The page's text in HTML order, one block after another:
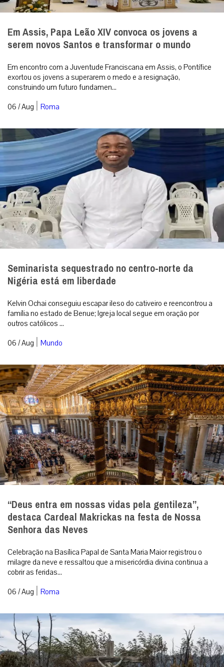
Em Assis, Papa Leão XIV convoca os jovens a
serem novos Santos e transformar o mundo
Em encontro com a Juventude Franciscana em Assis, o Pontífice
exortou os jovens a superarem o medo e a resignação,
construindo um futuro fundamen...
06 / Aug | Roma
Seminarista sequestrado no centro-norte da
Nigéria está em liberdade
Kelvin Ochai conseguiu escapar ileso do cativeiro e reencontrou a
família no estado de Benue; Igreja local segue em oração por
outros católicos ...
06 / Aug | Mundo
“Deus entra em nossas vidas pela gentileza”,
destaca Cardeal Makrickas na festa de Nossa
Senhora das Neves
Celebração na Basílica Papal de Santa Maria Maior registrou o
milagre da neve e ressaltou que a misericórdia divina continua a
cobrir as feridas...
06 / Aug | Roma